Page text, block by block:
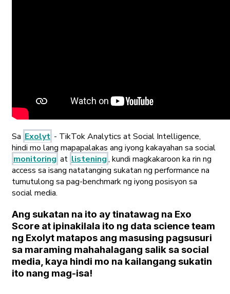
Sa Exolyt - TikTok Analytics at Social Intelligence,
hindi mo lang mapapalakas ang iyong kakayahan sa social
monitoring at listening, kundi magkakaroon ka rin ng
access sa isang natatanging sukatan ng performance na
tumutulong sa pag-benchmark ng iyong posisyon sa
social media.
Ang sukatan na ito ay tinatawag na Exo
Score at ipinakilala ito ng data science team
ng Exolyt matapos ang masusing pagsusuri
sa maraming mahahalagang salik sa social
media, kaya hindi mo na kailangang sukatin
ito nang mag-isa!